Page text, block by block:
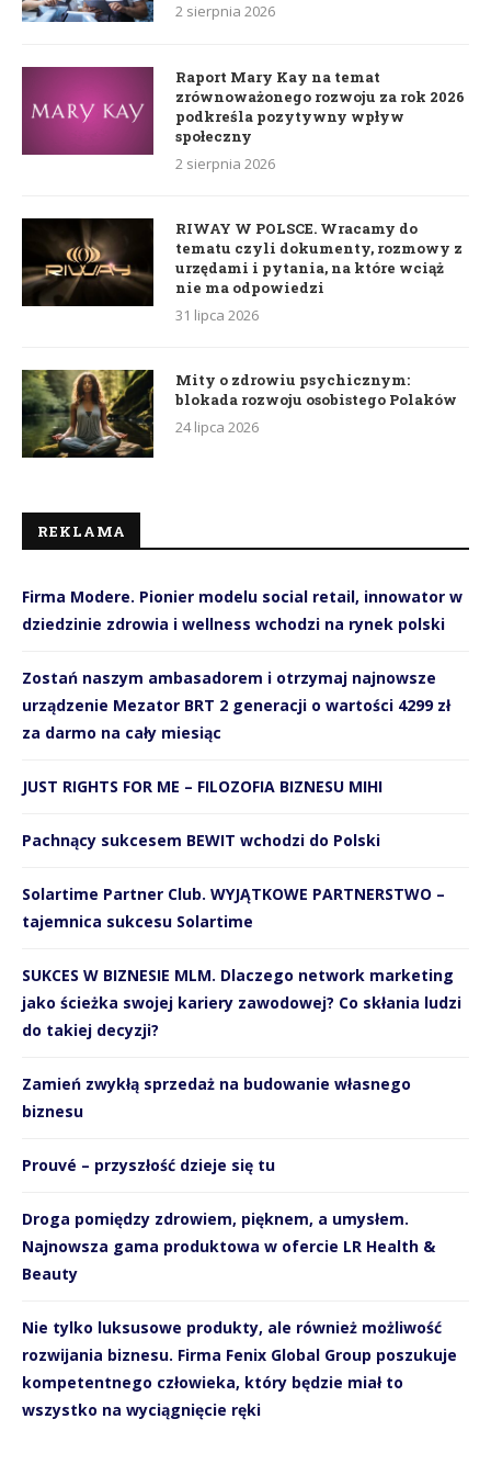
2 sierpnia 2026
Raport Mary Kay na temat
zrównoważonego rozwoju za rok 2026
podkreśla pozytywny wpływ
społeczny
2 sierpnia 2026
RIWAY W POLSCE. Wracamy do
tematu czyli dokumenty, rozmowy z
urzędami i pytania, na które wciąż
nie ma odpowiedzi
31 lipca 2026
Mity o zdrowiu psychicznym:
blokada rozwoju osobistego Polaków
24 lipca 2026
REKLAMA
Firma Modere. Pionier modelu social retail, innowator w
dziedzinie zdrowia i wellness wchodzi na rynek polski
Zostań naszym ambasadorem i otrzymaj najnowsze
urządzenie Mezator BRT 2 generacji o wartości 4299 zł
za darmo na cały miesiąc
JUST RIGHTS FOR ME – FILOZOFIA BIZNESU MIHI
Pachnący sukcesem BEWIT wchodzi do Polski
Solartime Partner Club. WYJĄTKOWE PARTNERSTWO –
tajemnica sukcesu Solartime
SUKCES W BIZNESIE MLM. Dlaczego network marketing
jako ścieżka swojej kariery zawodowej? Co skłania ludzi
do takiej decyzji?
Zamień zwykłą sprzedaż na budowanie własnego
biznesu
Prouvé – przyszłość dzieje się tu
Droga pomiędzy zdrowiem, pięknem, a umysłem.
Najnowsza gama produktowa w ofercie LR Health &
Beauty
Nie tylko luksusowe produkty, ale również możliwość
rozwijania biznesu. Firma Fenix Global Group poszukuje
kompetentnego człowieka, który będzie miał to
wszystko na wyciągnięcie ręki